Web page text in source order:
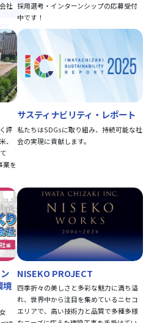
社 採用選考・インターンシップの応募受付
中です！
評
業を
サスティナビリティ・レポート
私たちはSDGsに取り組み、持続可能な社
会の実現に貢献します。
境
NISEKO PROJECT
四季折々の美しさと多彩な魅力に満ち溢
れ、世界中から注目を集めているニセコ
エリアで、高い技術力と品質で多種多様